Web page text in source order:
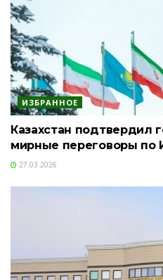
ИЗБРАННОЕ
Казахстан подтвердил
мирные переговоры по
27.03.2026